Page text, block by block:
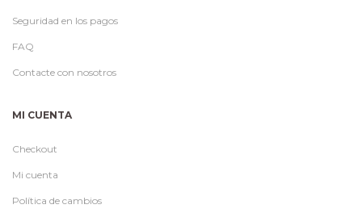
Seguridad en los pagos
FAQ
Contacte con nosotros
MI CUENTA
Checkout
Mi cuenta
Política de cambios